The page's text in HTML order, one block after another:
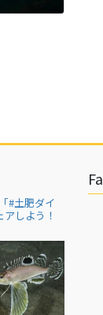
「#土肥ダイ
しよう！